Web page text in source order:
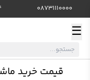
08731110000
☰
قیمت خرید ماشین